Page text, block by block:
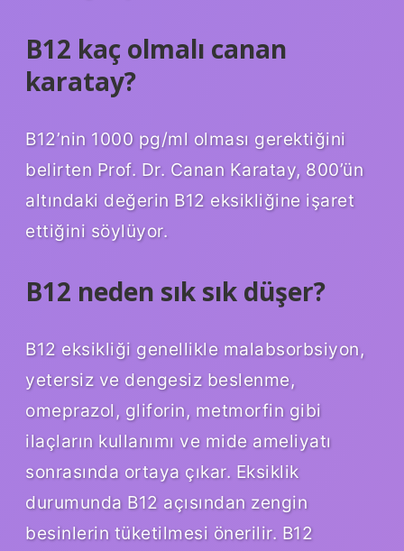
B12 kaç olmalı canan
karatay?
B12’nin 1000 pg/ml olması gerektiğini
belirten Prof. Dr. Canan Karatay, 800’ün
altındaki değerin B12 eksikliğine işaret
ettiğini söylüyor.
B12 neden sık sık düşer?
B12 eksikliği genellikle malabsorbsiyon,
yetersiz ve dengesiz beslenme,
omeprazol, gliforin, metmorfin gibi
ilaçların kullanımı ve mide ameliyatı
sonrasında ortaya çıkar. Eksiklik
durumunda B12 açısından zengin
besinlerin tüketilmesi önerilir. B12